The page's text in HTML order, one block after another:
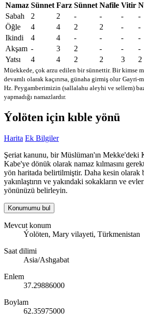
Namaz Sünnet Farz Sünnet Nafile Vitir
Sabah
2 2 - - -
-
Öğle
4 4 2 2 -
-
Ikindi
4 4 - - -
-
Akşam - 3 2 - -
-
Yatsı
4 4 2 2 3 2
Müekkede, çok arzu edilen bir sünnettir. Bir kimse
devamlı olarak kaçırırsa, günaha girmiş olur Gayri-
Hz. Peygamberimizin (sallalahu aleyhi ve sellem)
yapmadığı namazlardır.
Ýolöten için kıble yönü
Harita Ek Bilgiler
Şeriat kanunu, bir Müslüman'ın Mekke'deki
Kabe'ye dönük olarak namaz kılmasını
yön haritada belirtilmiştir. Daha kesin olarak
yakınlaştırın ve yakındaki sokakların ve
yönünüzü belirleyin.
Konumumu bul
Mevcut konum
Ýolöten, Mary vilayeti, Türkmenistan
Saat dilimi
Asia/Ashgabat
Enlem
37.29886000
Boylam
62.35975000